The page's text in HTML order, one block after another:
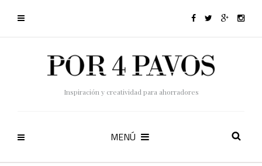
Inspiración y creatividad para ahorradores
MENÚ